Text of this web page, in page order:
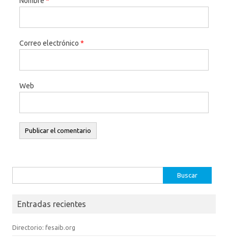
Correo electrónico *
Web
Entradas recientes
Directorio: fesaib.org